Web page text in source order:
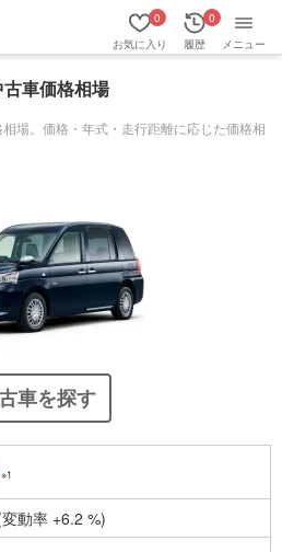
お気に入り
0
履歴
0
メニュー
車価格相場
場。価格・年式・走行距離に応じた価格相
車を探す
※1
動率 +6.2 %)